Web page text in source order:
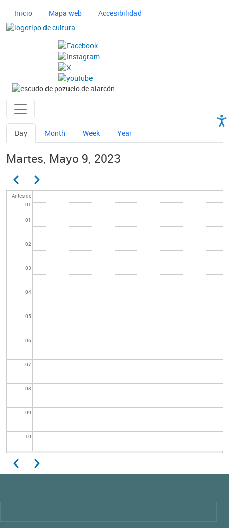
Navegación principal cultura
Inicio Mapa web
Accesibilidad
Imagen
Imagen
Ayuntamiento de Pozuelo
Solapas principales
Day Month Week Year
Martes, Mayo 9, 2023
Paginación
AnteriorSiguiente
Antes de
01
01
02
03
04
05
06
07
08
09
10
Paginación
AnteriorSiguiente